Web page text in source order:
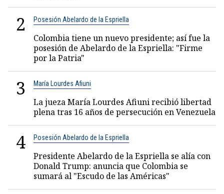
2 Posesión Abelardo de la Espriella
Colombia tiene un nuevo presidente; así fue la
posesión de Abelardo de la Espriella: "Firme
por la Patria"
3 María Lourdes Afiuni
La jueza María Lourdes Afiuni recibió libertad
plena tras 16 años de persecución en Venezuela
4 Posesión Abelardo de la Espriella
Presidente Abelardo de la Espriella se alía con
Donald Trump: anuncia que Colombia se
sumará al "Escudo de las Américas"